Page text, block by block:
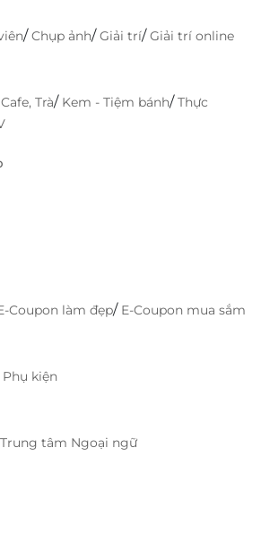
vụ các sự kiện, hội thảo quan
lượng sau những ngày làm
đại:
gỡ và vui chơi cùng bạn bè, gia
7:
chóng, đảm bảo sự thuận
khách.
/Chụp ảnh/Giải trí/Giải trí online
Cafe, Trà/ Kem - Tiệm bánh/Thực
Coupon làm đẹp/ E-Coupon mua sắm
kiện
Trung tâm Ngoại ngữ